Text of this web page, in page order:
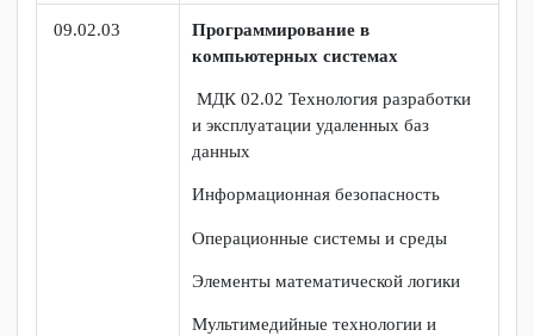
Код
Наименование профессии /
специальности
Дисциплины
компьютерных системах
МДК 02.02 Технология разработки
и эксплуатации удаленных баз